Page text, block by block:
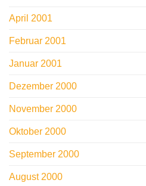
April 2001
Februar 2001
Januar 2001
Dezember 2000
November 2000
Oktober 2000
September 2000
August 2000